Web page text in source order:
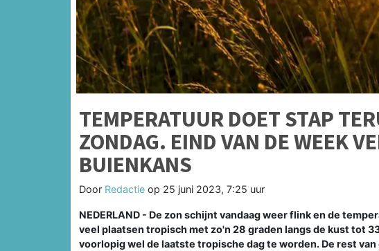
TEMPERATUUR DOET STAP
ZONDAG. EIND VAN DE WEEK
BUIENKANS
Door Redactie op 25 juni 2023, 7:25 uur
NEDERLAND - De zon schijnt vandaag weer flink en de
veel plaatsen tropisch met zo'n 28 graden langs de kust tot
voorlopig wel de laatste tropische dag te worden. De rest